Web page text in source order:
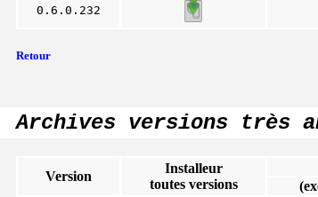
0.6.0.232
Retour
Archives versions très
Version
Installeur
toutes versions